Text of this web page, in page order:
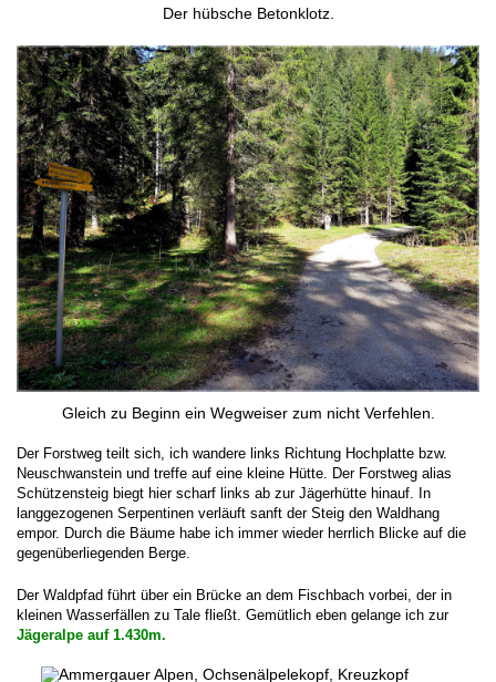
Der hübsche Betonklotz.
Gleich zu Beginn ein Wegweiser zum nicht Verfehlen.
Der Forstweg teilt sich, ich wandere links Richtung Hochplatte bzw.
Neuschwanstein und treffe auf eine kleine Hütte. Der Forstweg alias
Schützensteig biegt hier scharf links ab zur Jägerhütte hinauf. In
langgezogenen Serpentinen verläuft sanft der Steig den Waldhang
empor. Durch die Bäume habe ich immer wieder herrlich Blicke auf die
gegenüberliegenden Berge.
Der Waldpfad führt über ein Brücke an dem Fischbach vorbei, der in
kleinen Wasserfällen zu Tale fließt. Gemütlich eben gelange ich zur
Jägeralpe auf 1.430m.